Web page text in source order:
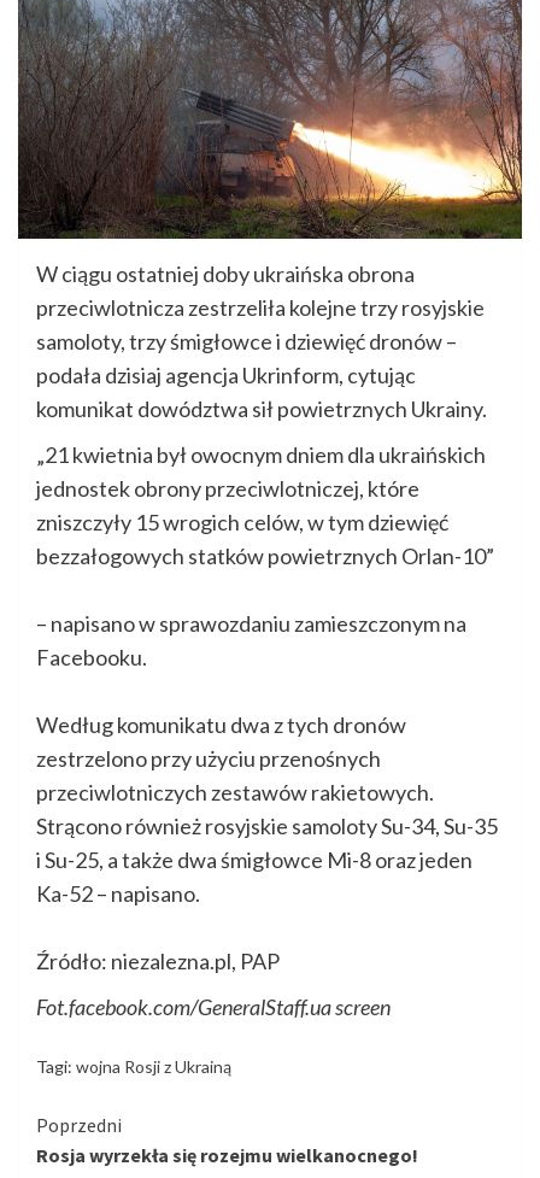
W ciągu ostatniej doby ukraińska obrona
przeciwlotnicza zestrzeliła kolejne trzy rosyjskie
samoloty, trzy śmigłowce i dziewięć dronów –
podała dzisiaj agencja Ukrinform, cytując
komunikat dowództwa sił powietrznych Ukrainy.
„21 kwietnia był owocnym dniem dla ukraińskich
jednostek obrony przeciwlotniczej, które
zniszczyły 15 wrogich celów, w tym dziewięć
bezzałogowych statków powietrznych Orlan-10”
– napisano w sprawozdaniu zamieszczonym na
Facebooku.
Według komunikatu dwa z tych dronów
zestrzelono przy użyciu przenośnych
przeciwlotniczych zestawów rakietowych.
Strącono również rosyjskie samoloty Su-34, Su-35
i Su-25, a także dwa śmigłowce Mi-8 oraz jeden
Ka-52 – napisano.
Źródło: niezalezna.pl, PAP
Fot.facebook.com/GeneralStaff.ua screen
Tagi: wojna Rosji z Ukrainą
Kontynuuj
czytanie
Poprzedni
Rosja wyrzekła się rozejmu wielkanocnego!